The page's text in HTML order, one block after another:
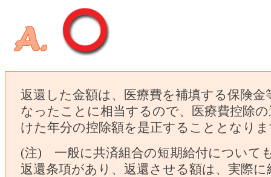
返還した金額は、医療費を補填する保険金
なったことに相当するので、医療費控除
けた年分の控除額を是正することとなり
(注) 一般に共済組合の短期給付について
返還条項があり、返還させる額は、実際に